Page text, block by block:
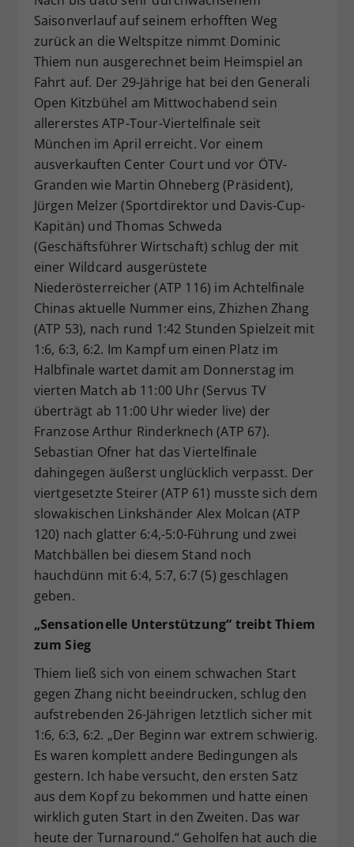
Saisonverlauf auf seinem erhofften Weg
zurück an die Weltspitze nimmt Dominic
Thiem nun ausgerechnet beim Heimspiel an
Fahrt auf. Der 29-Jährige hat bei den Generali
Open Kitzbühel am Mittwochabend sein
allererstes ATP-Tour-Viertelfinale seit
München im April erreicht. Vor einem
ausverkauften Center Court und vor ÖTV-
Granden wie Martin Ohneberg (Präsident),
Jürgen Melzer (Sportdirektor und Davis-Cup-
Kapitän) und Thomas Schweda
(Geschäftsführer Wirtschaft) schlug der mit
einer Wildcard ausgerüstete
Niederösterreicher (ATP 116) im Achtelfinale
Chinas aktuelle Nummer eins, Zhizhen Zhang
(ATP 53), nach rund 1:42 Stunden Spielzeit mit
1:6, 6:3, 6:2. Im Kampf um einen Platz im
Halbfinale wartet damit am Donnerstag im
vierten Match ab 11:00 Uhr (Servus TV
überträgt ab 11:00 Uhr wieder live) der
Franzose Arthur Rinderknech (ATP 67).
Sebastian Ofner hat das Viertelfinale
dahingegen äußerst unglücklich verpasst. Der
viertgesetzte Steirer (ATP 61) musste sich dem
slowakischen Linkshänder Alex Molcan (ATP
120) nach glatter 6:4,-5:0-Führung und zwei
Matchbällen bei diesem Stand noch
hauchdünn mit 6:4, 5:7, 6:7 (5) geschlagen
geben.
„Sensationelle Unterstützung“ treibt Thiem
zum Sieg
Thiem ließ sich von einem schwachen Start
gegen Zhang nicht beeindrucken, schlug den
aufstrebenden 26-Jährigen letztlich sicher mit
1:6, 6:3, 6:2. „Der Beginn war extrem schwierig.
Es waren komplett andere Bedingungen als
gestern. Ich habe versucht, den ersten Satz
aus dem Kopf zu bekommen und hatte einen
wirklich guten Start in den Zweiten. Das war
heute der Turnaround.“ Geholfen hat auch die
Zweck
Dieser Wert speichert Ihre Consent-
Einstellungen. Unter anderem eine
zufällig generierte ID, für die
historische Speicherung Ihrer
vorgenommen Einstellungen, falls der
Webseiten-Betreiber dies eingestellt
hat.